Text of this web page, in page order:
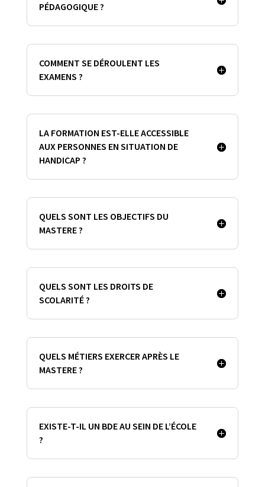
PÉDAGOGIQUE ?
COMMENT SE DÉROULENT LES
EXAMENS ?
LA FORMATION EST-ELLE ACCESSIBLE
AUX PERSONNES EN SITUATION DE
HANDICAP ?
QUELS SONT LES OBJECTIFS DU
MASTERE ?
QUELS SONT LES DROITS DE
SCOLARITÉ ?
QUELS MÉTIERS EXERCER APRÈS LE
MASTERE ?
EXISTE-T-IL UN BDE AU SEIN DE L’ÉCOLE
?